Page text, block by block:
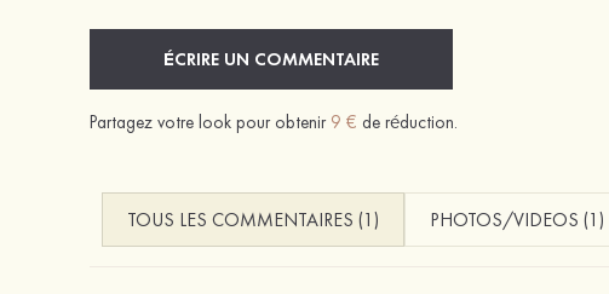
ÉCRIRE UN COMMENTAIRE
Partagez votre look pour obtenir 9 € de réduction.
TOUS LES COMMENTAIRES (1) PHOTOS/VIDEOS (1)